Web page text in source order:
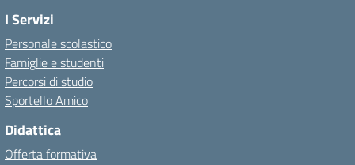
I Servizi
Personale scolastico
Famiglie e studenti
Percorsi di studio
Sportello Amico
Didattica
Offerta formativa